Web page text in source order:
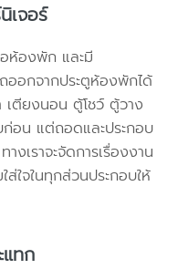
เจอร์
ห้องพัก และมี
ออกจากประตูห้องพักได้
เตียงนอน ตู้โชว์ ตู้วาง
อน แต่ถอดและประกอบ
างเราจะจัดการเรื่องงาน
ใจในทุกส่วนประกอบให้
ทก